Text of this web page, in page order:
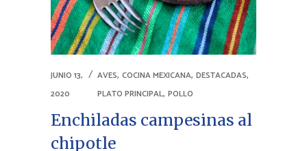
JUNIO 13,
2020
AVES, COCINA MEXICANA, DESTACADAS,
PLATO PRINCIPAL, POLLO
Enchiladas campesinas al
chipotle